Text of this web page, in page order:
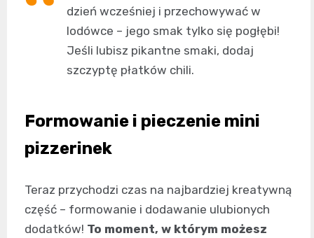
dzień wcześniej i przechowywać w
lodówce – jego smak tylko się pogłębi!
Jeśli lubisz pikantne smaki, dodaj
szczyptę płatków chili.
Formowanie i pieczenie mini
pizzerinek
Teraz przychodzi czas na najbardziej kreatywną
część – formowanie i dodawanie ulubionych
dodatków! To moment, w którym możesz